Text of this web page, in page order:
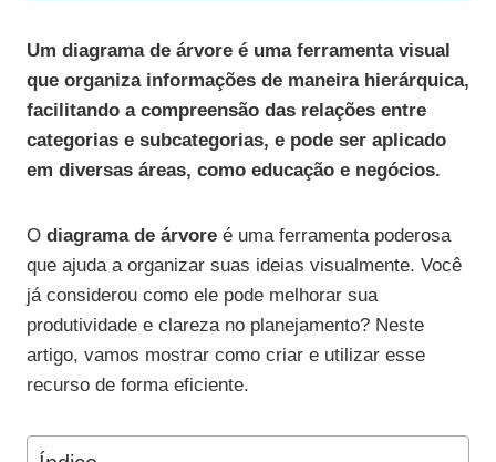
Um diagrama de árvore é uma ferramenta visual
que organiza informações de maneira hierárquica,
facilitando a compreensão das relações entre
categorias e subcategorias, e pode ser aplicado
em diversas áreas, como educação e negócios.
O diagrama de árvore é uma ferramenta poderosa
que ajuda a organizar suas ideias visualmente. Você
já considerou como ele pode melhorar sua
produtividade e clareza no planejamento? Neste
artigo, vamos mostrar como criar e utilizar esse
recurso de forma eficiente.